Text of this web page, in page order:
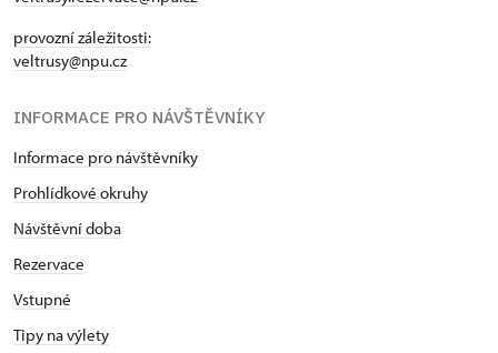
provozní záležitosti:
veltrusy@npu.cz
INFORMACE PRO NÁVŠTĚVNÍKY
Informace pro návštěvníky
Prohlídkové okruhy
Návštěvní doba
Rezervace
Vstupné
Tipy na výlety